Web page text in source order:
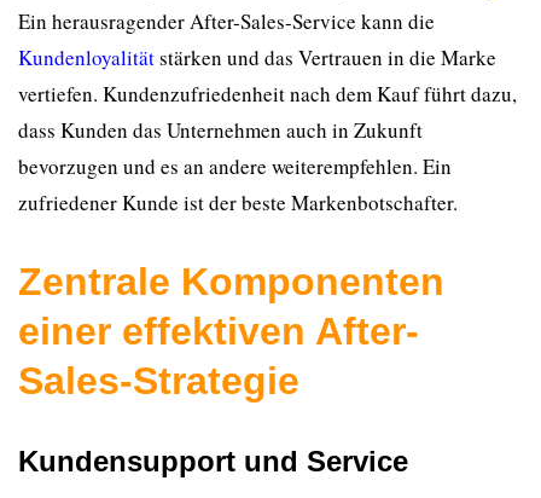
Ein herausragender After-Sales-Service kann die
Kundenloyalitätstärken und das Vertrauen in die Marke
vertiefen. Kundenzufriedenheit nach dem Kauf führt dazu,
dass Kunden das Unternehmen auch in Zukunft
bevorzugen und es an andere weiterempfehlen. Ein
zufriedener Kunde ist der beste Markenbotschafter.
Zentrale Komponenten
einer effektiven After-
Sales-Strategie
Kundensupport und Service